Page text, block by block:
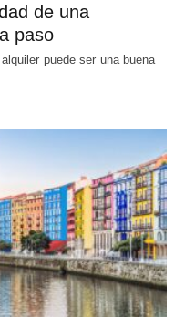
de una
paso
puede ser una buena